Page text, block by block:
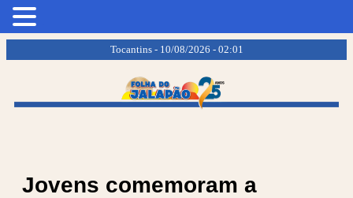
Tocantins - 10/08/2026 - 02:01
Jovens comemoram a